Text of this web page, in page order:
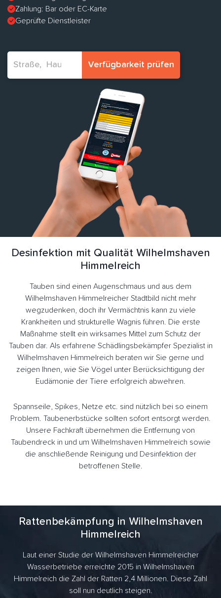
Zahlung: Bar oder EC-Karte
Geprüfte Dienstleister
Verfügbarkeit prüfen
Desinfektion mit Qualität Wilhelmshaven
Himmelreich
Tauben sind einen Augenschmaus und aus dem
Wilhelmshaven Himmelreicher Stadtbild nicht mehr
wegzudenken, doch ihr Vermächtnis kann zu viele
Krankheiten und strukturelle Wagnis führen. Die erste
Maßnahme stellt ein wirksames Mittel zum Schutz der
Tauben dar. Als erfahrene Schädlingsbekämpfer Spezialist in
Wilhelmshaven Himmelreich beraten wir Sie gerne und
zeigen Ihnen, wie Sie Vögel unter Berücksichtigung der
Eudämonie der Tiere erfolgreich abwehren.
Spannseile, Spikes, Netze etc. sind nützlich bei so einem
Problem. Taubenerbstücke sollten sofort entsorgt werden.
Unsere Fachkraft übernehmen die Entfernung von
Taubendreck in und um Wilhelmshaven Himmelreich sowie
die anschließende Reinigung und Desinfektion der
betroffenen Stelle.
Rattenbekämpfung in Wilhelmshaven
Himmelreich
Laut einer Studie der Wilhelmshaven Himmelreicher
Wasserbetriebe erreichte 2015 in Wilhelmshaven
Himmelreich die Zahl der Ratten 2,4 Millionen. Diese Zahl
soll nun deutlich steigen.